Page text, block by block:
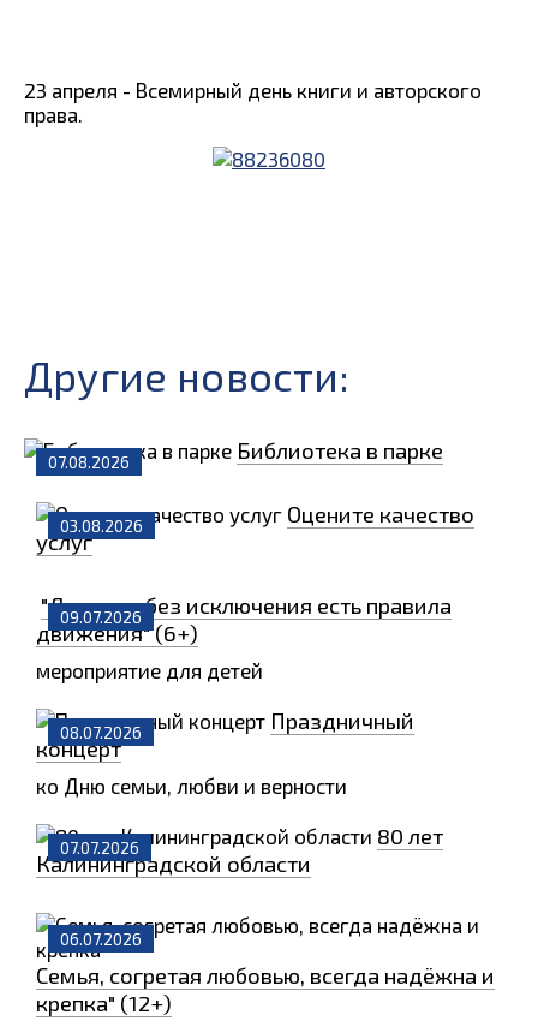
23 апреля - Всемирный день книги и авторского
права.
Другие новости:
07.08.2026 Библиотека в парке
03.08.2026
Оцените качество
услуг
09.07.2026
"Для всех без исключения есть правила
движения" (6+)
мероприятие для детей
08.07.2026
Праздничный
концерт
ко Дню семьи, любви и верности
07.07.2026
80 лет
Калининградской области
06.07.2026
Семья, согретая любовью, всегда надёжна и
крепка" (12+)